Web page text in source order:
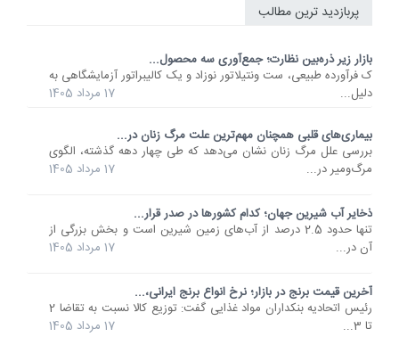
پربازدید ترین مطالب
بازار زیر ذره‌بین نظارت؛ جمع‌آوری سه محصول...
ک فرآورده طبیعی، ست ونتیلاتور نوزاد و یک کالیبراتور آزمایشگاهی به
دلیل...
17 مرداد 1405
بیماری‌های قلبی همچنان مهم‌ترین علت مرگ زنان در...
بررسی علل مرگ زنان نشان می‌دهد که طی چهار دهه گذشته، الگوی
مرگ‌ومیر در...
17 مرداد 1405
ذخایر آب شیرین جهان؛ کدام کشورها در صدر قرار...
تنها حدود 2.5 درصد از آب‌های زمین شیرین است و بخش بزرگی از
آن در...
17 مرداد 1405
آخرین قیمت برنج در بازار؛ نرخ انواع برنج ایرانی،...
رئیس اتحادیه بنکداران مواد غذایی گفت: توزیع کالا نسبت به تقاضا 2
تا 3...
17 مرداد 1405